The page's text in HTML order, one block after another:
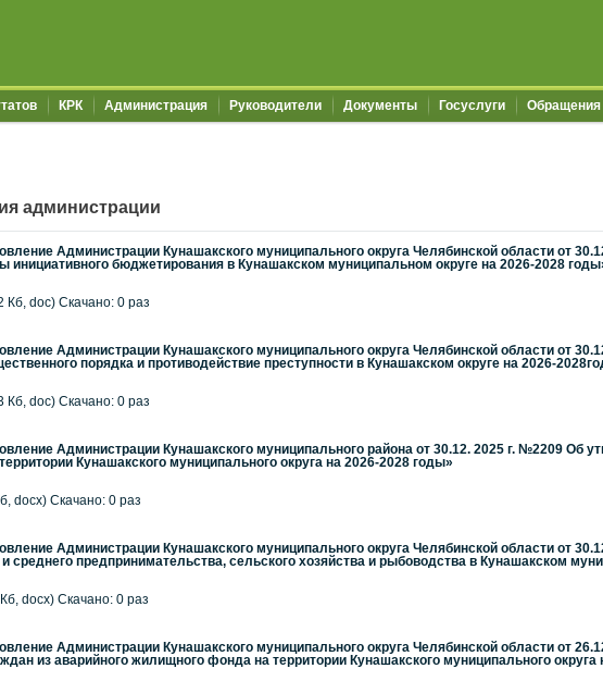
КРК Администрация Руководители Документы Госуслуги Обращения
администрации
Администрации Кунашакского муниципального округа Челябинской области от
инициативного бюджетирования в Кунашакском муниципальном округе на 2026-2028
Кб, doc) Скачано: 0 раз
Администрации Кунашакского муниципального округа Челябинской области от
порядка и противодействие преступности в Кунашакском округе на 2026-
Кб, doc) Скачано: 0 раз
Администрации Кунашакского муниципального района от 30.12. 2025 г. №2209 Об
Кунашакского муниципального округа на 2026-2028 годы»
docx) Скачано: 0 раз
Администрации Кунашакского муниципального округа Челябинской области от
среднего предпринимательства, сельского хозяйства и рыбоводства в Кунашакском
docx) Скачано: 0 раз
Администрации Кунашакского муниципального округа Челябинской области от
из аварийного жилищного фонда на территории Кунашакского муниципального округа